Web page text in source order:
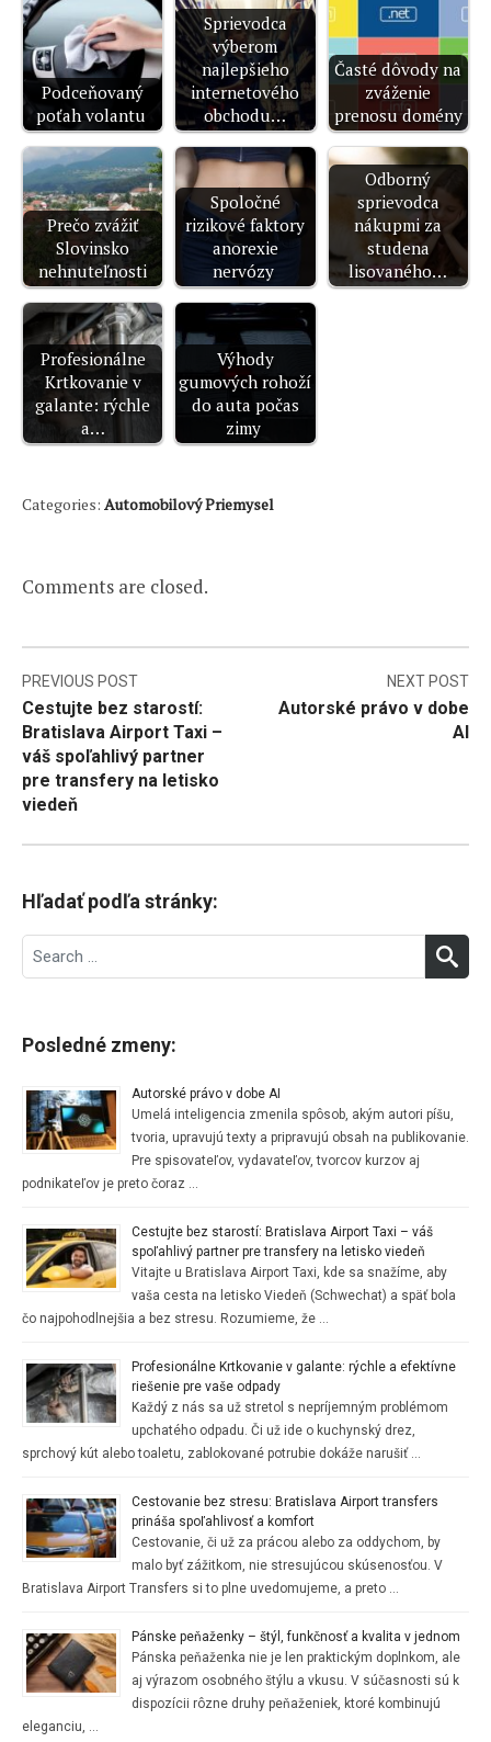
Podceňovaný
poťah volantu
Sprievodca
výberom
najlepšieho
internetového
obchodu…
Časté dôvody na
zváženie
prenosu domény
Prečo zvážiť
Slovinsko
nehnuteľnosti
Spoločné
rizikové faktory
anorexie
nervózy
Odborný
sprievodca
nákupmi za
studena
lisovaného…
Profesionálne
Krtkovanie v
galante: rýchle
a…
Výhody
gumových rohoží
do auta počas
zimy
Categories: Automobilový Priemysel
Comments are closed.
Navigácia
v
článku
PREVIOUS POST
Cestujte bez starostí:
Bratislava Airport Taxi –
váš spoľahlivý partner
pre transfery na letisko
viedeň
NEXT POST
Autorské právo v dobe
AI
Hľadať podľa stránky:
Search
for:
Posledné zmeny:
Autorské právo v dobe AI
Umelá inteligencia zmenila spôsob, akým autori píšu,
tvoria, upravujú texty a pripravujú obsah na publikovanie.
Pre spisovateľov, vydavateľov, tvorcov kurzov aj
podnikateľov je preto čoraz …
Cestujte bez starostí: Bratislava Airport Taxi – váš
spoľahlivý partner pre transfery na letisko viedeň
Vitajte u Bratislava Airport Taxi, kde sa snažíme, aby
vaša cesta na letisko Viedeň (Schwechat) a späť bola
čo najpohodlnejšia a bez stresu. Rozumieme, že …
Profesionálne Krtkovanie v galante: rýchle a efektívne
riešenie pre vaše odpady
Každý z nás sa už stretol s nepríjemným problémom
upchatého odpadu. Či už ide o kuchynský drez,
sprchový kút alebo toaletu, zablokované potrubie dokáže narušiť …
Cestovanie bez stresu: Bratislava Airport transfers
prináša spoľahlivosť a komfort
Cestovanie, či už za prácou alebo za oddychom, by
malo byť zážitkom, nie stresujúcou skúsenosťou. V
Bratislava Airport Transfers si to plne uvedomujeme, a preto …
Pánske peňaženky – štýl, funkčnosť a kvalita v jednom
Pánska peňaženka nie je len praktickým doplnkom, ale
aj výrazom osobného štýlu a vkusu. V súčasnosti sú k
dispozícii rôzne druhy peňaženiek, ktoré kombinujú
eleganciu, …